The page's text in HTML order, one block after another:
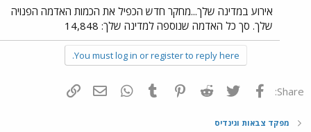
אירוע במדינה שלך...מחקר חדש הכפיל את הכמות האדמה הפנויה
שלך. סך כל האדמה שנוספה למדינה שלך: 14,848
You must log in or register to reply here.
Share: פייסבוק Twitter
Reddit
Pinterest
Tumblr
WhatsAppדואר אלקטרוני
מפקד צבאות וגינדיס